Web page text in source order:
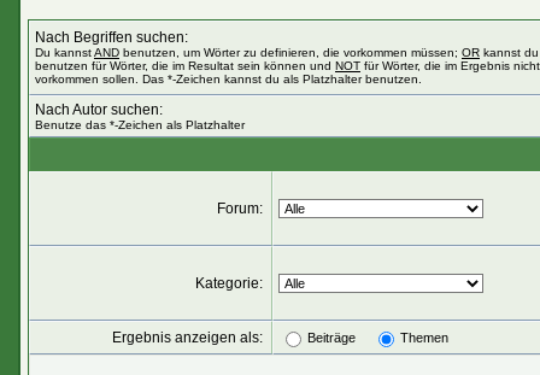
Nach Begriffen suchen:
Du kannstAND benutzen, um Wörter zu definieren, die vorkommen müssen; OR kannst du
benutzen für Wörter, die im Resultat sein können und NOT für Wörter, die im Ergebnis nicht
vorkommen sollen. Das *-Zeichen kannst du als Platzhalter benutzen.
Nach Autor suchen:
Benutze das *-Zeichen als Platzhalter
Forum:
Kategorie:
Ergebnis anzeigen als: Beiträge Themen